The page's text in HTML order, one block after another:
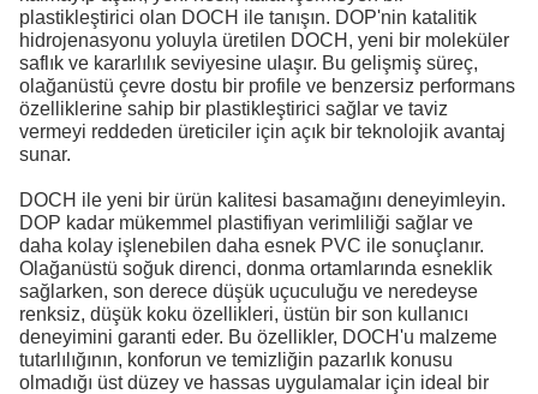
plastikleştirici olan DOCH ile tanışın. DOP'nin katalitik
hidrojenasyonu yoluyla üretilen DOCH, yeni bir moleküler
saflık ve kararlılık seviyesine ulaşır. Bu gelişmiş süreç,
olağanüstü çevre dostu bir profile ve benzersiz performans
özelliklerine sahip bir plastikleştirici sağlar ve taviz
vermeyi reddeden üreticiler için açık bir teknolojik avantaj
sunar.
DOCH ile yeni bir ürün kalitesi basamağını deneyimleyin.
DOP kadar mükemmel plastifiyan verimliliği sağlar ve
daha kolay işlenebilen daha esnek PVC ile sonuçlanır.
Olağanüstü soğuk direnci, donma ortamlarında esneklik
sağlarken, son derece düşük uçuculuğu ve neredeyse
renksiz, düşük koku özellikleri, üstün bir son kullanıcı
deneyimini garanti eder. Bu özellikler, DOCH'u malzeme
tutarlılığının, konforun ve temizliğin pazarlık konusu
olmadığı üst düzey ve hassas uygulamalar için ideal bir